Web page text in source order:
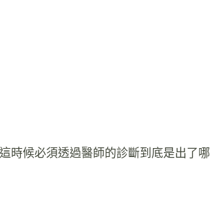
時候必須透過醫師的診斷到底是出了哪